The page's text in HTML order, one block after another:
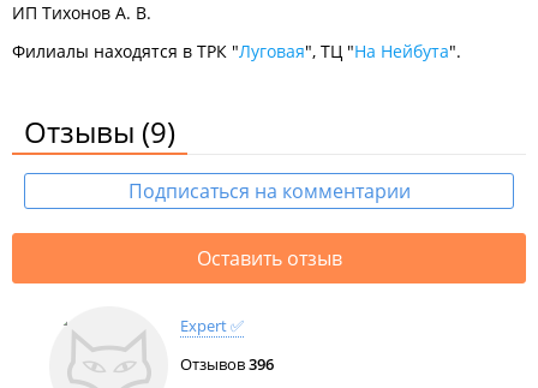
ИП Тихонов А. В.
Филиалы находятся в ТРК "Луговая", ТЦ "На Нейбута".
Отзывы (9)
Подписаться на комментарии
Оставить отзыв
Expert ✅
Отзывов396